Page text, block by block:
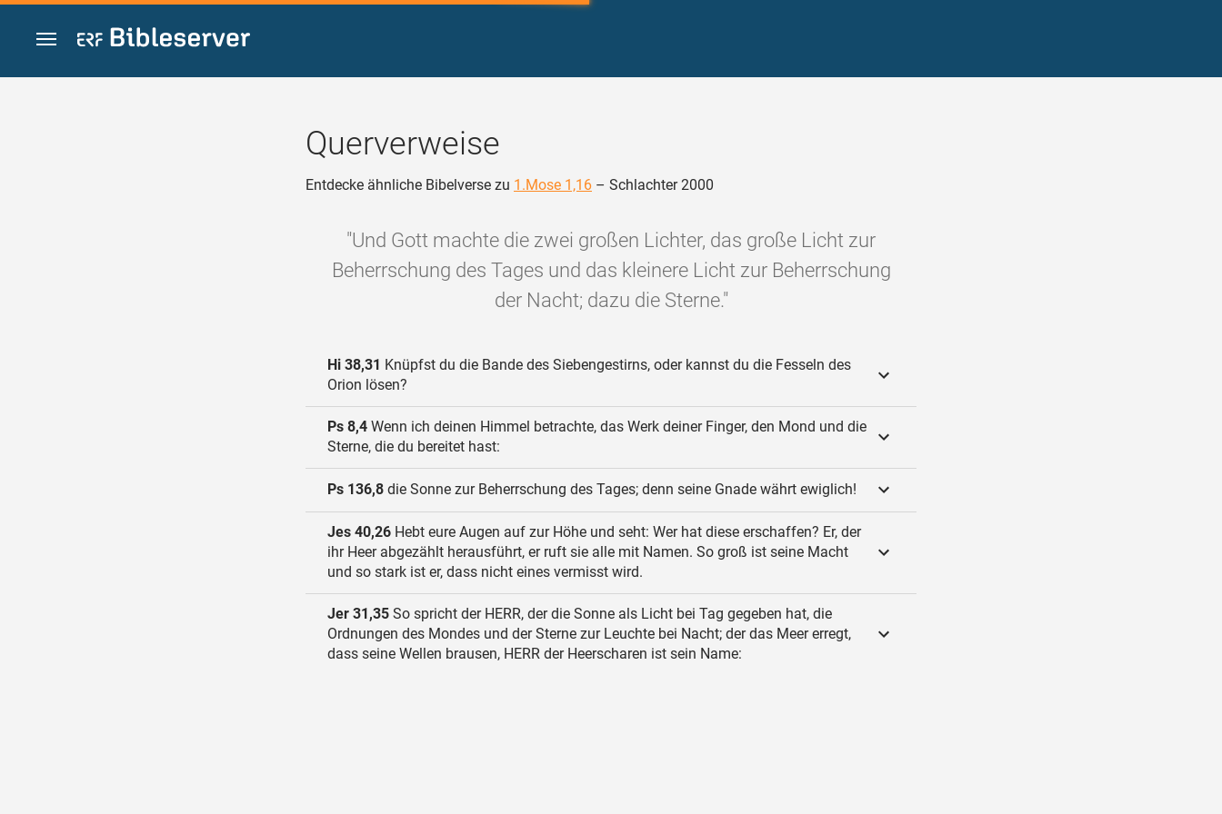
Zum Inhalt springen
Querverweise
Entdecke ähnliche Bibelverse zu 1.Mose 1,16 – Schlachter 2000
"Und Gott machte die zwei großen Lichter, das große Licht zur
Beherrschung des Tages und das kleinere Licht zur Beherrschung
der Nacht; dazu die Sterne."
Hi 38,31 Knüpfst du die Bande des Siebengestirns, oder kannst du die Fesseln des
Orion lösen?
Ps 8,4 Wenn ich deinen Himmel betrachte, das Werk deiner Finger, den Mond und die
Sterne, die du bereitet hast:
Ps 136,8 die Sonne zur Beherrschung des Tages; denn seine Gnade währt ewiglich!
Jes 40,26 Hebt eure Augen auf zur Höhe und seht: Wer hat diese erschaffen? Er, der
ihr Heer abgezählt herausführt, er ruft sie alle mit Namen. So groß ist seine Macht
und so stark ist er, dass nicht eines vermisst wird.
Jer 31,35 So spricht der HERR, der die Sonne als Licht bei Tag gegeben hat, die
Ordnungen des Mondes und der Sterne zur Leuchte bei Nacht; der das Meer erregt,
dass seine Wellen brausen, HERR der Heerscharen ist sein Name: